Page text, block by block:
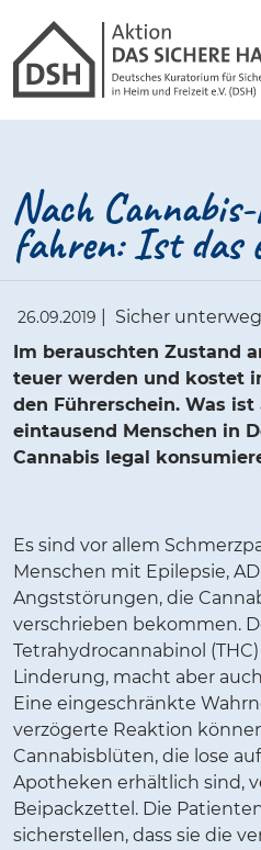
Gathmann
Nach
fahren: Ist das
26.09.2019
Sicher
Im berauschten Zustand
teuer werden und kostet
den Führerschein. Was
eintausend Menschen in
Cannabis legal
Es sind vor allem
Menschen mit Epilepsie,
Angststörungen, die
verschrieben bekommen.
Tetrahydrocannabinol
Linderung, macht aber
Eine eingeschränkte
verzögerte Reaktion
Cannabisblüten, die lose
Apotheken erhältlich sind,
Beipackzettel. Die
sicherstellen, dass sie die